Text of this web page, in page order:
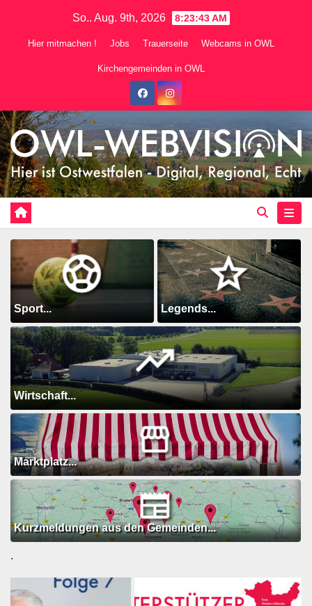
So.. Aug. 9th, 2026 8:23:45 AM
Hier mitmachen ! Jobs Trauerseite Webcams in OWL
Kirchengemeinden in OWL
Sport... Legends...
Wirtschaft...
Marktplatz...
Kurzmeldungen aus den Gemeinden...
.